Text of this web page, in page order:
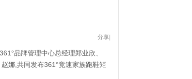
分享
品牌管理中心总经理郑业欣、
娜,共同发布361°竞速家族跑鞋矩